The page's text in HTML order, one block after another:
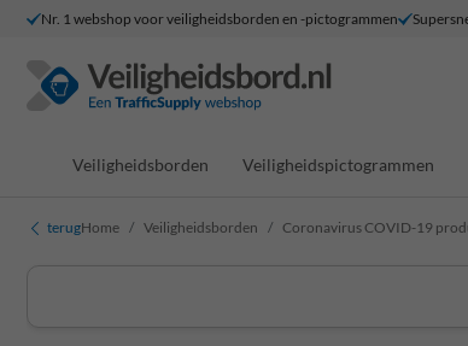
Nr. 1 webshop voor veiligheidsborden en -pictogrammen
Veiligheidsborden Veiligheidspictogrammen
terugHome Veiligheidsborden Coronavirus COVID-19